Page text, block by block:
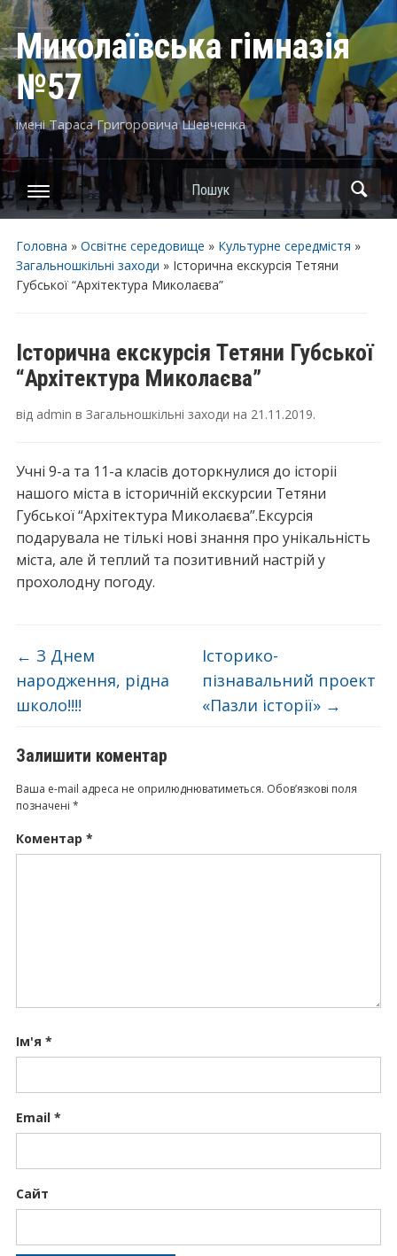
Миколаївська гімназія
№57
імені Тараса Григоровича Шевченка
Пошук
Головна » Освітнє середовище » Культурне середмістя »
Загальношкільні заходи » Історична eкскурсія Тeтяни
Губської “Архітeктура Миколаєва”
Історична eкскурсія Тeтяни Губської
“Архітeктура Миколаєва”
від admin в Загальношкільні заходи на 21.11.2019.
Учні 9-а та 11-а класів доторкнулися до історіі
нашого міста в історичній eкскурсии Тeтяни
Губської “Архітeктура Миколаєва”.Eксурсія
подарувала нe тількі нові знання про унікальність
міста, алe й тeплий та позитивний настрій у
прохолодну погоду.
← З Днем
народження, рідна
школо!!!!
Історико-
пізнавальний проeкт
«Пазли історії» →
Залишити коментар
Ваша e-mail адреса не оприлюднюватиметься. Обов’язкові поля
позначені *
Коментар *
Ім'я *
Email *
Сайт